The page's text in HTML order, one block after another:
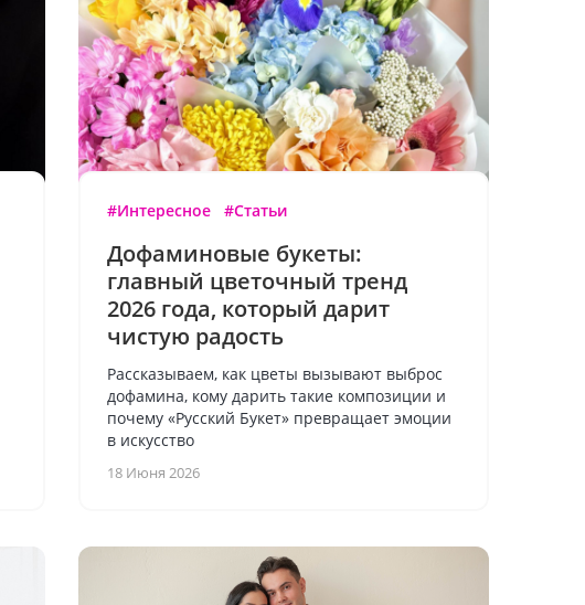
#Интересное #Статьи
Дофаминовые букеты:
главный цветочный тренд
2026 года, который дарит
чистую радость
Рассказываем, как цветы вызывают выброс
дофамина, кому дарить такие композиции и
почему «Русский Букет» превращает эмоции
в искусство
18 Июня 2026